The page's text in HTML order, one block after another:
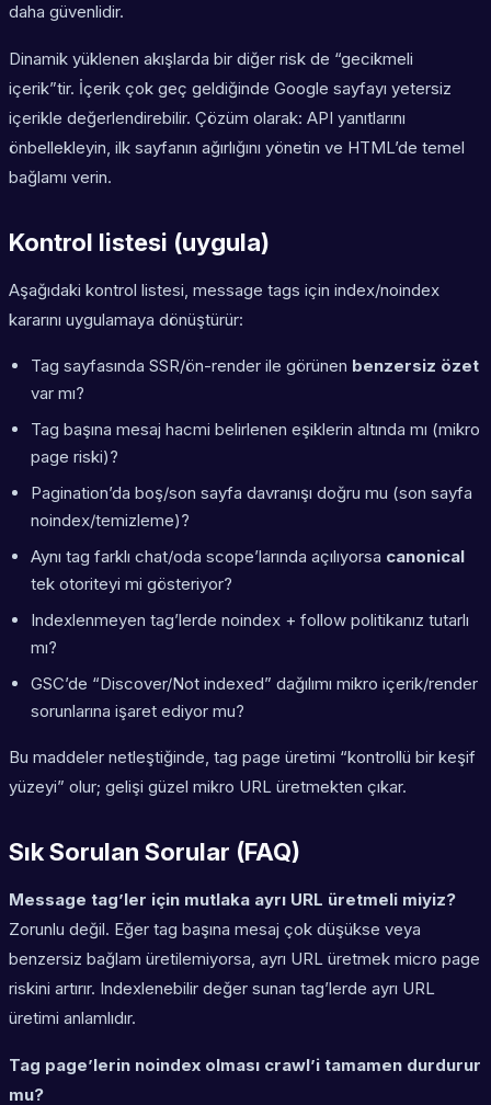
daha güvenlidir.
Dinamik yüklenen akışlarda bir diğer risk de “gecikmeli
içerik”tir. İçerik çok geç geldiğinde Google sayfayı yetersiz
içerikle değerlendirebilir. Çözüm olarak: API yanıtlarını
önbellekleyin, ilk sayfanın ağırlığını yönetin ve HTML’de temel
bağlamı verin.
Kontrol listesi (uygula)
Aşağıdaki kontrol listesi, message tags için index/noindex
kararını uygulamaya dönüştürür:
Tag sayfasında SSR/ön-render ile görünen benzersiz özet
var mı?
Tag başına mesaj hacmi belirlenen eşiklerin altında mı (mikro
page riski)?
Pagination’da boş/son sayfa davranışı doğru mu (son sayfa
noindex/temizleme)?
Aynı tag farklı chat/oda scope’larında açılıyorsa canonical
tek otoriteyi mi gösteriyor?
Indexlenmeyen tag’lerde noindex + follow politikanız tutarlı
mı?
GSC’de “Discover/Not indexed” dağılımı mikro içerik/render
sorunlarına işaret ediyor mu?
Bu maddeler netleştiğinde, tag page üretimi “kontrollü bir keşif
yüzeyi” olur; gelişi güzel mikro URL üretmekten çıkar.
Sık Sorulan Sorular (FAQ)
Message tag’ler için mutlaka ayrı URL üretmeli miyiz?
Zorunlu değil. Eğer tag başına mesaj çok düşükse veya
benzersiz bağlam üretilemiyorsa, ayrı URL üretmek micro page
riskini artırır. Indexlenebilir değer sunan tag’lerde ayrı URL
üretimi anlamlıdır.
Tag page’lerin noindex olması crawl’i tamamen durdurur
mu?